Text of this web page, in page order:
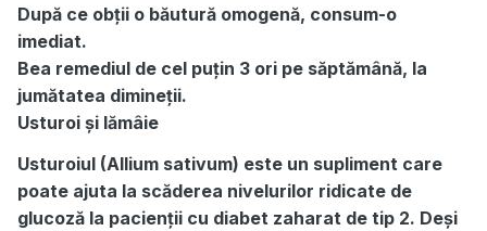
După ce obții o băutură omogenă, consum-o
imediat.
Bea remediul de cel puțin 3 ori pe săptămână, la
jumătatea dimineții.
Usturoi și lămâie
Usturoiul (Allium sativum) este un supliment care
poate ajuta la scăderea nivelurilor ridicate de
glucoză la pacienții cu diabet zaharat de tip 2. Deși